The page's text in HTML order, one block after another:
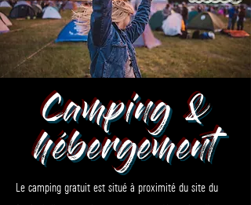
Camping &
hébergement
Le camping gratuit est situé à proximité du site du